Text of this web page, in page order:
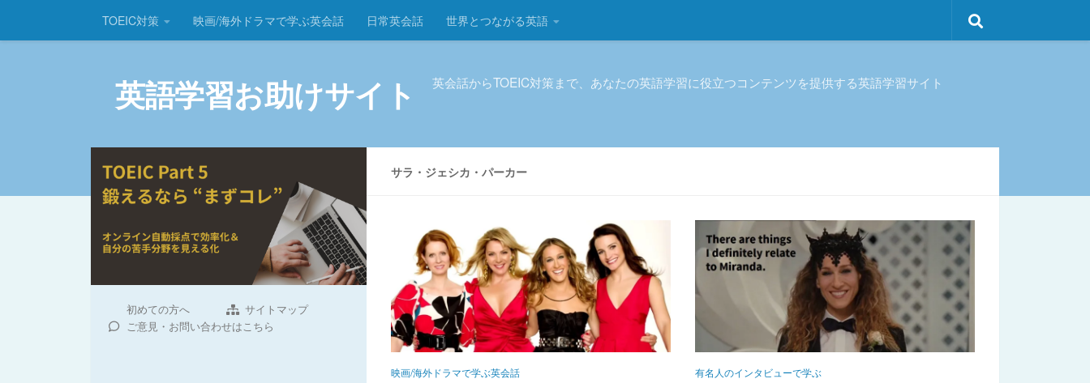
コンテンツへスキップ
TOEIC対策 映画/海外ドラマで学ぶ英会話 日常英会話 世界とつながる英語
英語学習お助けサイト 英会話からTOEIC対策まで、あなたの英語学習に役立つコンテンツを提供する英語学習サイト
サラ・ジェシカ・パーカー
映画/海外ドラマで学ぶ英会話 有名人のインタビューで学ぶ
初めての方へ
サイトマップ
ご意見・お問い合わせはこちら